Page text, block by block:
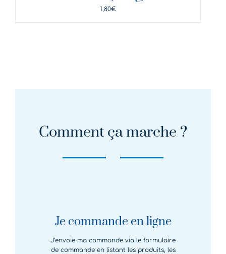
1,80€
Comment ça marche ?
Je commande en ligne
J’envoie ma commande via le formulaire
de commande en listant les produits, les